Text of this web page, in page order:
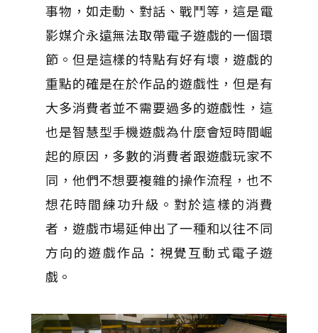
事物，如走動、對話、戰鬥等，這是電
影媒介永遠無法取帶電子遊戲的一個環
節。但是這樣的特點有好有壞，遊戲的
重點的確是在於作品的遊戲性，但是有
大多消費者並不需要過多的遊戲性，這
也是智慧型手機遊戲為什麼會短時間崛
起的原因，多數的消費者跟遊戲玩家不
同，他們不想要複雜的操作流程，也不
想花時間練功升級。對於這樣的消費
者，遊戲市場延伸出了一種和以往不同
方向的遊戲作品：視覺互動式電子遊
戲。